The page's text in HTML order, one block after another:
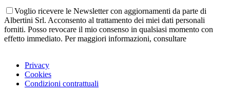
Voglio ricevere le Newsletter con aggiornamenti da parte di
Albertini Srl. Acconsento al trattamento dei miei dati personali
forniti. Posso revocare il mio consenso in qualsiasi momento con
effetto immediato. Per maggiori informazioni, consultare
Privacy
Cookies
Condizioni contrattuali